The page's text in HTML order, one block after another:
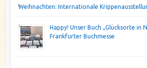
Weihnachten: Internationale
Happy! Unser Buch „Glücksorte in
Frankfurter Buchmesse